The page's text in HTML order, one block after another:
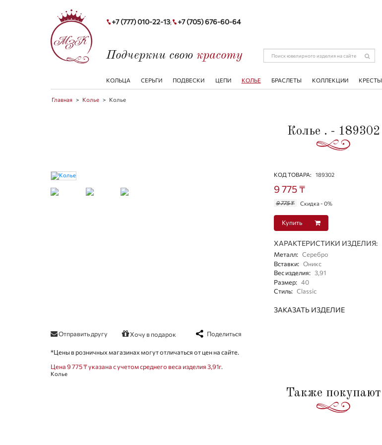
+7 (777) 010-22-13; +7 (705) 676-60-64
Подчеркни свою красоту
КОЛЬЦА СЕРЬГИ ПОДВЕСКИ ЦЕПИ КОЛЬЕ БРАСЛЕТЫ КОЛЛЕКЦИИ КРЕСТЫ
Главная > Колье > Колье
Колье . - 189302
КОД ТОВАРА: 189302
9 775 ₸
9 775 ₸ Скидка - 0%
Купить
ХАРАКТЕРИСТИКИ ИЗДЕЛИЯ:
Металл: Серебро
Вставки: Оникс
Вес изделия: 3,91
Размер: 40
Стиль: Classic
ЗАКАЗАТЬ ИЗДЕЛИЕ
Отправить другу Хочу в подарок Поделиться
*Цены в розничных магазинах могут отличаться от цен на сайте.
Цена 9 775 ₸ указана с учетом среднего веса изделия 3,91г.
Колье
Также покупают